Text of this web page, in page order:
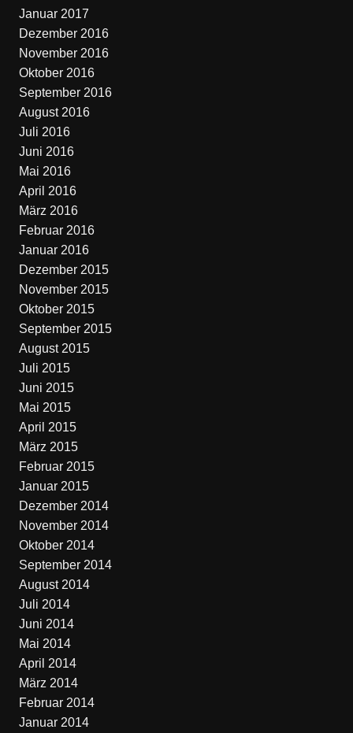
Januar 2017
Dezember 2016
November 2016
Oktober 2016
September 2016
August 2016
Juli 2016
Juni 2016
Mai 2016
April 2016
März 2016
Februar 2016
Januar 2016
Dezember 2015
November 2015
Oktober 2015
September 2015
August 2015
Juli 2015
Juni 2015
Mai 2015
April 2015
März 2015
Februar 2015
Januar 2015
Dezember 2014
November 2014
Oktober 2014
September 2014
August 2014
Juli 2014
Juni 2014
Mai 2014
April 2014
März 2014
Februar 2014
Januar 2014